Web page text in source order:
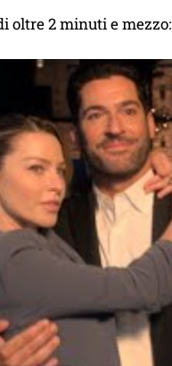
oltre 2 minuti e mezzo: